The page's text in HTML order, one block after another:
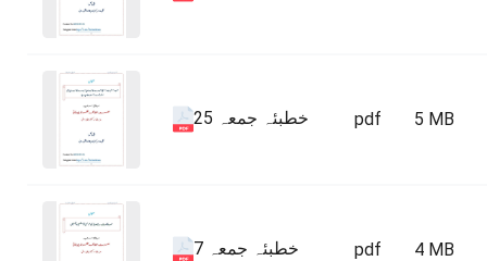
خطبئہ جمعہ 25 pdf 5 MB
خطبئہ جمعہ 7 pdf 4 MB